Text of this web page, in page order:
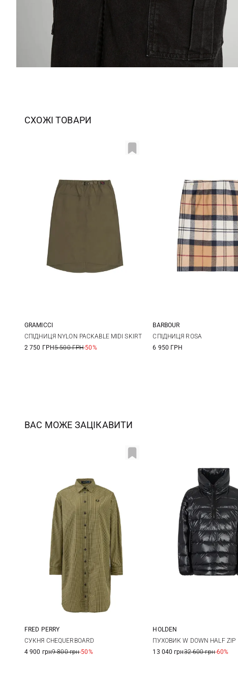
СХОЖІ ТОВАРИ
XS S M L
GRAMICCI
СПІДНИЦЯ NYLON PACKABLE MIDI SKIRT
2 750 ГРН5 500 ГРН-50%
8 10
BARBOUR
СПІДНИЦЯ ROSA
6 950 ГРН
ВАС МОЖЕ ЗАЦІКАВИТИ
6 8
FRED PERRY
СУКНЯ CHEQUERBOARD
4 900 грн9 800 грн-50%
L/XL S/M XXS/XS
HOLDEN
ПУХОВИК W DOWN HALF ZIP
13 040 грн32 600 грн-60%